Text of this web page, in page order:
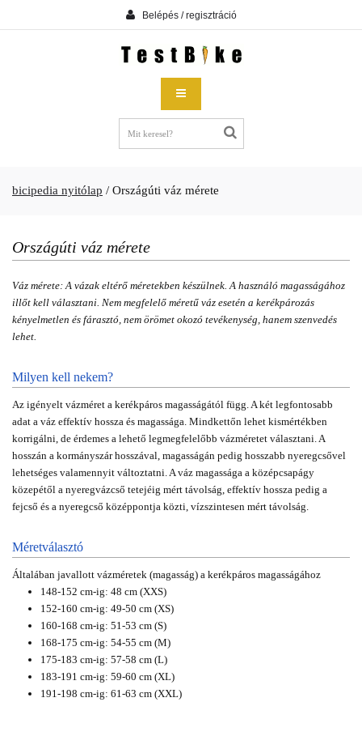
Belépés / regisztráció
bicipedia nyitólap / Országúti váz mérete
Országúti váz mérete
Váz mérete: A vázak eltérő méretekben készülnek. A használó magasságához
illőt kell választani. Nem megfelelő méretű váz esetén a kerékpározás
kényelmetlen és fárasztó, nem örömet okozó tevékenység, hanem szenvedés
lehet.
Milyen kell nekem?
Az igényelt vázméret a kerékpáros magasságától függ. A két legfontosabb
adat a váz effektív hossza és magassága. Mindkettőn lehet kismértékben
korrigálni, de érdemes a lehető legmegfelelőbb vázméretet választani. A
hosszán a kormányszár hosszával, magasságán pedig hosszabb nyeregcsővel
lehetséges valamennyit változtatni. A váz magassága a középcsapágy
közepétől a nyeregvázcső tetejéig mért távolság, effektív hossza pedig a
fejcső és a nyeregcső középpontja közti, vízszintesen mért távolság.
Méretválasztó
Általában javallott vázméretek (magasság) a kerékpáros magasságához
148-152 cm-ig: 48 cm (XXS)
152-160 cm-ig: 49-50 cm (XS)
160-168 cm-ig: 51-53 cm (S)
168-175 cm-ig: 54-55 cm (M)
175-183 cm-ig: 57-58 cm (L)
183-191 cm-ig: 59-60 cm (XL)
191-198 cm-ig: 61-63 cm (XXL)